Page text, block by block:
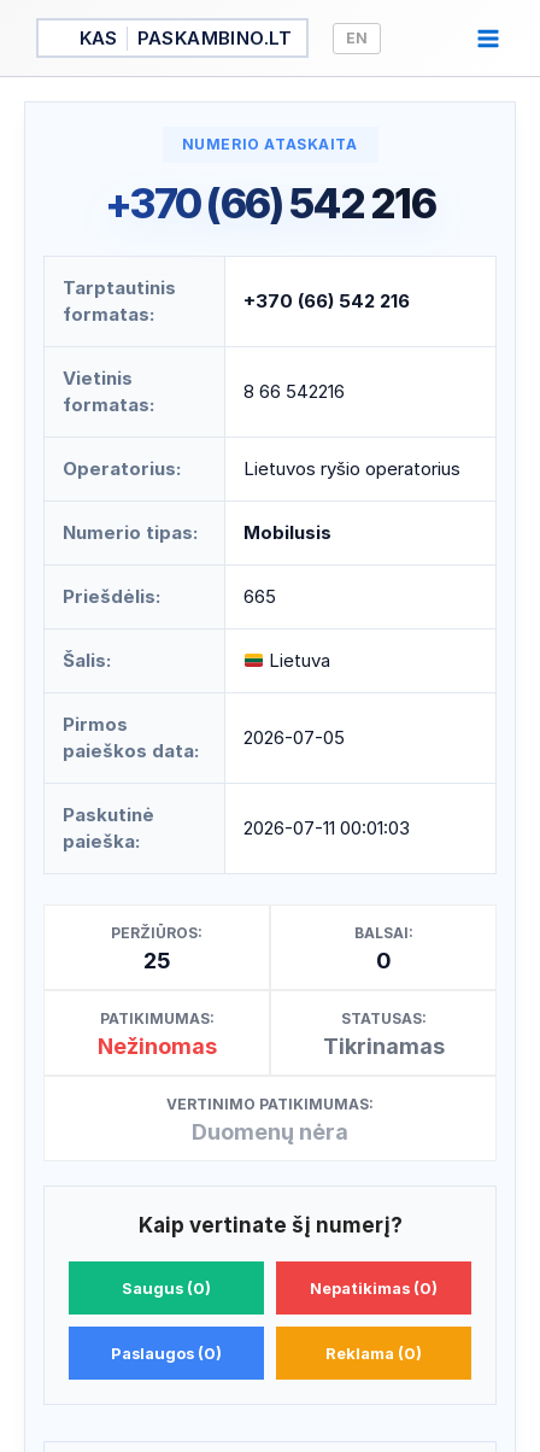
Pereiti
turinio
KAS PASKAMBINO.LT EN
NUMERIO ATASKAITA
+370 (66) 542 216
Tarptautinis
formatas:
+370 (66) 542 216
Vietinis
formatas:
8 66 542216
Operatorius: Lietuvos ryšio operatorius
Numerio tipas: Mobilusis
Priešdėlis: 665
Šalis: Lietuva
Pirmos
paieškos data:
2026-07-05
Paskutinė
paieška:
2026-07-11 00:01:03
PERŽIŪROS:
25
BALSAI:
0
PATIKIMUMAS:
Nežinomas
STATUSAS:
Tikrinamas
VERTINIMO PATIKIMUMAS:
Duomenų nėra
Kaip vertinate šį numerį?
Saugus (0) Nepatikimas (0)
Paslaugos (0) Reklama (0)